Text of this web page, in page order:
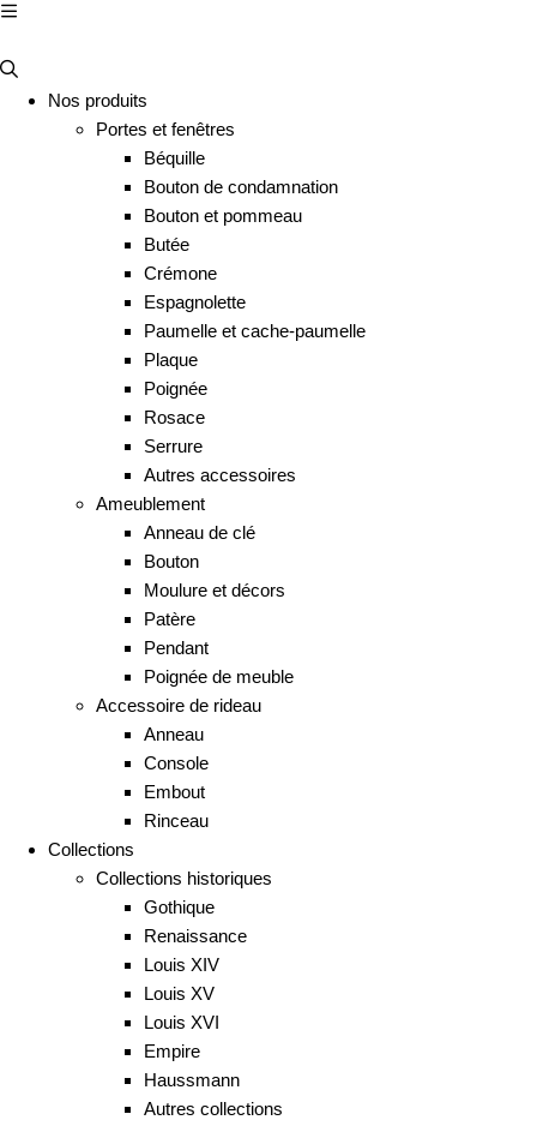
Nos produits
Portes et fenêtres
Béquille
Bouton de condamnation
Bouton et pommeau
Butée
Crémone
Espagnolette
Paumelle et cache-paumelle
Plaque
Poignée
Rosace
Serrure
Autres accessoires
Ameublement
Anneau de clé
Bouton
Moulure et décors
Patère
Pendant
Poignée de meuble
Accessoire de rideau
Anneau
Console
Embout
Rinceau
Collections
Collections historiques
Gothique
Renaissance
Louis XIV
Louis XV
Louis XVI
Empire
Haussmann
Autres collections